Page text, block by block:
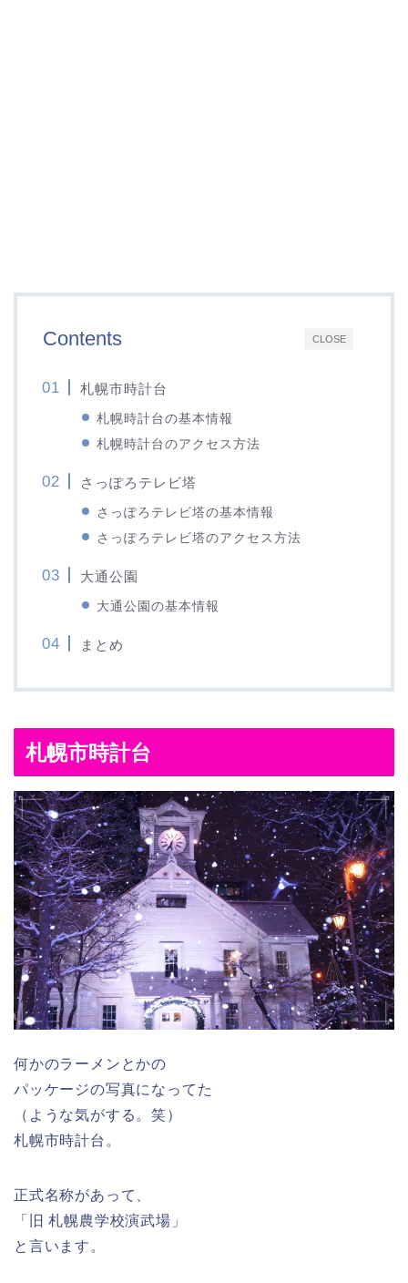
CLOSE
Contents
札幌市時計台
札幌時計台の基本情報
札幌時計台のアクセス方法
さっぽろテレビ塔
さっぽろテレビ塔の基本情報
さっぽろテレビ塔のアクセス方法
大通公園
大通公園の基本情報
まとめ
札幌市時計台
何かのラーメンとかの
パッケージの写真になってた
（ような気がする。笑）
札幌市時計台。
正式名称があって、
「旧 札幌農学校演武場」
と言います。